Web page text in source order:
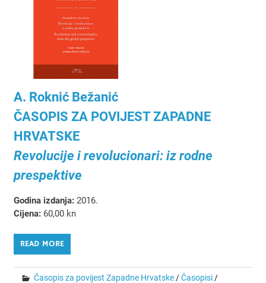
A. Roknić Bežanić
ČASOPIS ZA POVIJEST ZAPADNE
HRVATSKE
Revolucije i revolucionari: iz rodne
prespektive
Godina izdanja:2016.
Cijena:60,00 kn
READ MORE
Časopis za povijest Zapadne Hrvatske/Časopisi/